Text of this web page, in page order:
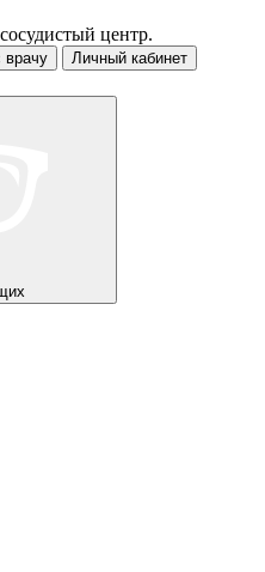
центр.
врачу
Личный кабинет